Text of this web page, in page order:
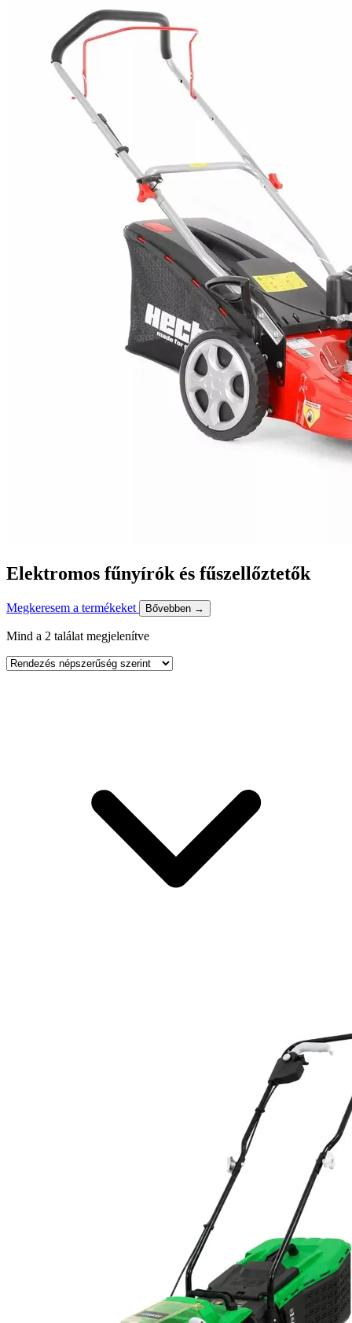
Elektromos fűnyírók és fűszellőztetők
Megkeresem a termékeket Bővebben →
Mind a 2 találat megjelenítve